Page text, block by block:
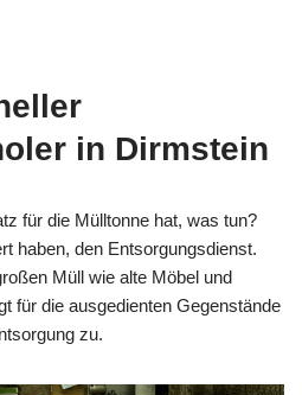
in Dirmstein
für die Mülltonne hat, was tun?
haben, den Entsorgungsdienst.
Müll wie alte Möbel und
für die ausgedienten Gegenstände
zu.